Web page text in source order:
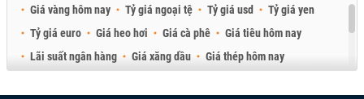
Giá vàng hôm nay Tỷ giá ngoại tệ Tỷ giá usd
Tỷ giá yen
Tỷ giá euro
Giá heo hơi Giá cà phê
Giá tiêu hôm nay
Lãi suất ngân hàng
Giá xăng dầu
Giá thép hôm nay